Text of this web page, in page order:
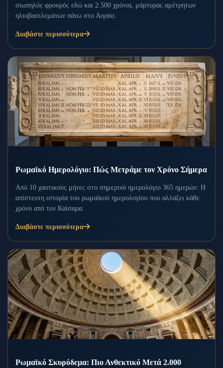
σιωπηλός φρουρός εδώ και 2.500 χρόνια, μάρτυρας αμέτρητων
ηλιοβασιλεμάτων πάνω στο Αιγαίο.
Διαβάστε περισσότερα
Ρωμαϊκό Ημερολόγιο: Πώς Μετράμε τον Χρόνο Σήμερα
Από 10 χαοτικούς μήνες στο σημερινό ημερολόγιο 365 ημερών: Η
απίστευτη ιστορία του ρωμαϊκού ημερολογίου που αλλάζει κάθε
χρόνο από τον Καίσαρα.
Διαβάστε περισσότερα
Ρωμαϊκό Σκυρόδεμα: Πιο Ανθεκτικό Μετά 2.000